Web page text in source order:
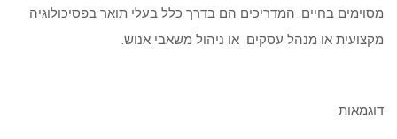
מסוימים בחיים. המדריכים הם בדרך כלל בעלי תואר בפסיכולוגיה
מקצועית או מנהל עסקים או ניהול משאבי אנוש.
דוגמאות